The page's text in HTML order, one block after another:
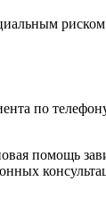
риском
по
помощь